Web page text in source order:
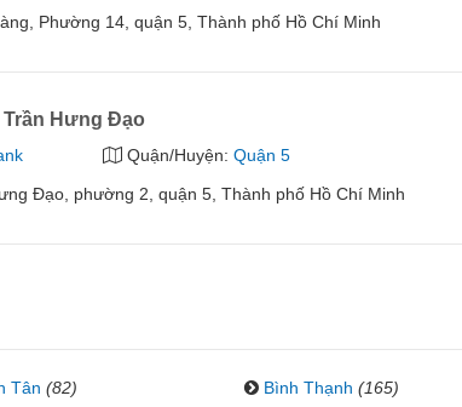
Phường 14, quận 5, Thành phố Hồ Chí Minh
Trần Hưng Đạo
Quận/Huyện: Quận 5
Đạo, phường 2, quận 5, Thành phố Hồ Chí Minh
Tân (82) Bình Thạnh (165)